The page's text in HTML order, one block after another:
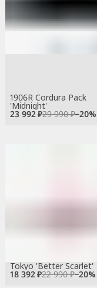
23 992 ₽29 990 ₽−20%
1906R Cordura Pack
'Midnight'
18 392 ₽22 990 ₽−20%
Tokyo 'Better Scarlet'